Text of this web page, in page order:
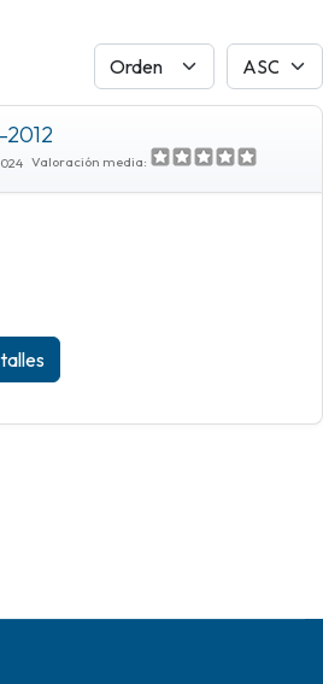
Valoración media: